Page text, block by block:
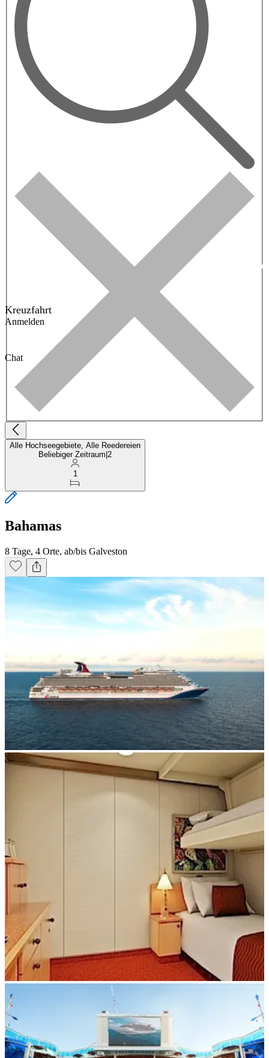
Kreuzfahrt
Anmelden
Chat
Alle Hochseegebiete, Alle Reedereien
Beliebiger Zeitraum 2
1
Bahamas
8 Tage, 4 Orte, ab/bis Galveston